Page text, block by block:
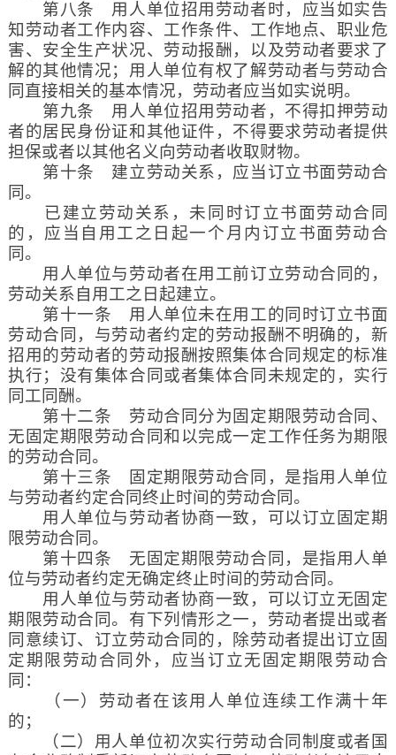
第八条 用人单位招用劳动者时，应当如实告
知劳动者工作内容、工作条件、工作地点、职业危
害、安全生产状况、劳动报酬，以及劳动者要求了
解的其他情况；用人单位有权了解劳动者与劳动合
同直接相关的基本情况，劳动者应当如实说明。
第九条 用人单位招用劳动者，不得扣押劳动
者的居民身份证和其他证件，不得要求劳动者提供
担保或者以其他名义向劳动者收取财物。
第十条 建立劳动关系，应当订立书面劳动合
同。
已建立劳动关系，未同时订立书面劳动合同
的，应当自用工之日起一个月内订立书面劳动合
同。
用人单位与劳动者在用工前订立劳动合同的，
劳动关系自用工之日起建立。
第十一条 用人单位未在用工的同时订立书面
劳动合同，与劳动者约定的劳动报酬不明确的，新
招用的劳动者的劳动报酬按照集体合同规定的标准
执行；没有集体合同或者集体合同未规定的，实行
同工同酬。
第十二条 劳动合同分为固定期限劳动合同、
无固定期限劳动合同和以完成一定工作任务为期限
的劳动合同。
第十三条 固定期限劳动合同，是指用人单位
与劳动者约定合同终止时间的劳动合同。
用人单位与劳动者协商一致，可以订立固定期
限劳动合同。
第十四条 无固定期限劳动合同，是指用人单
位与劳动者约定无确定终止时间的劳动合同。
用人单位与劳动者协商一致，可以订立无固定
期限劳动合同。有下列情形之一，劳动者提出或者
同意续订、订立劳动合同的，除劳动者提出订立固
定期限劳动合同外，应当订立无固定期限劳动合
同：
（一）劳动者在该用人单位连续工作满十年
的；
（二）用人单位初次实行劳动合同制度或者国